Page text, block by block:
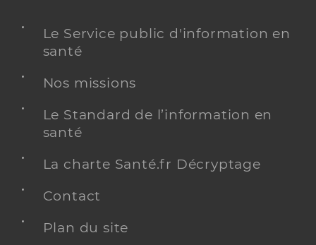
Le Service public d'information en
santé
Nos missions
Le Standard de l’information en
santé
La charte Santé.fr Décryptage
Contact
Plan du site